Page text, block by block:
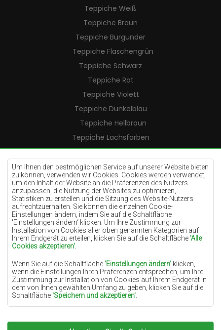
Um Ihnen den bestmöglichen Service auf unserer Website bieten
zu können, verwenden wir Cookies. Cookies werden verwendet,
um den Inhalt der Website an die Präferenzen des Nutzers
anzupassen, die Nutzung der Websites zu optimieren,
Statistiken zu erstellen und die Sitzung des Website-Nutzers
aufrechtzuerhalten. Sie können die einzelnen Cookie-
Einstellungen ändern, indem Sie auf die Schaltfläche
'Einstellungen ändern‘ klicken. Um Ihre Zustimmung zur
Installation von Cookies aller oben genannten Kategorien auf
Ihrem Endgerät zu erteilen, klicken Sie auf die Schaltfläche 'Alle
Cookies akzeptieren'
Wenn Sie auf die Schaltfläche 'Einstellungen ändern' klicken,
wenn die Einstellungen Ihren Präferenzen entsprechen, um Ihre
Zustimmung zur Installation von Cookies auf Ihrem Endgerät in
dem von Ihnen gewählten Umfang zu geben, klicken Sie auf die
Schaltfläche 'Speichern und akzeptieren'
Grundlage für die Verarbeitung das berechtigte Interesse des
Teppiche Weiß
Teppiche Braun
Teppiche Burgunder
Teppiche Flaschengrün
Teppiche Schwarz
Teppiche Rot
Teppiche Violett
Teppiche Dunkelblau
Teppiche Hellbraun
Teppiche Lachsfarben
Teppiche Cremefarben
Teppiche Lilac
Teppiche Gelb
Teppiche Pfefferminz
Teppiche Blau
Teppiche Orange
Teppiche Rosa
Teppiche Terrakotte
Teppiche Grün
Teppiche Golden